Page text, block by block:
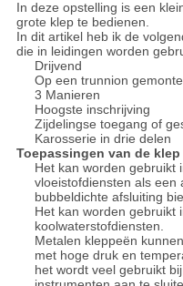
In deze opstelling is een
grote klep te bedienen.
In dit artikel heb ik de
die in leidingen worden
Drijvend
Op een trunnion
3 Manieren
Hoogste inschrijving
Zijdelingse toegang of
Karosserie in drie delen
Toepassingen van de klep
Het kan worden gebruikt
vloeistofdiensten als een
bubbeldichte afsluiting
Het kan worden gebruikt
koolwaterstofdiensten.
Metalen kleppeën
met hoge druk en
het wordt veel gebruikt